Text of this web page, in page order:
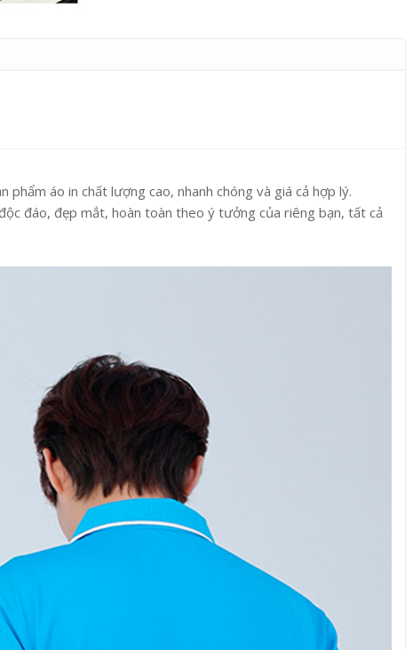
phẩm áo in chất lượng cao, nhanh chóng và giá cả hợp lý.
đáo, đẹp mắt, hoàn toàn theo ý tưởng của riêng bạn, tất cả